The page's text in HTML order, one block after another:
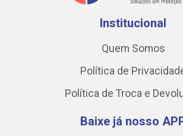
Institucional
Quem Somos
Política de
Política de Troca e
Baixe já nosso